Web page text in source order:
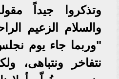
وتذكروا جيداً
والسلام الزعيم
"وربما جاء يوم
نتفاخر ونتباهى،